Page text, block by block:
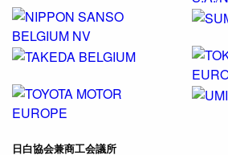
日白協会兼商工会議所